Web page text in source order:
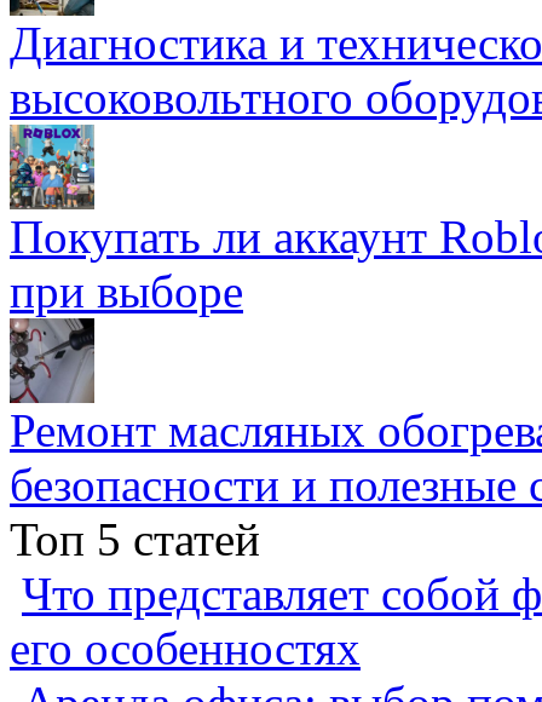
Диагностика и
высоковольтного
Покупать ли аккаунт
при выборе
Ремонт масляных
безопасности и полезные
Топ 5 статей
Что представляет собой
его особенностях